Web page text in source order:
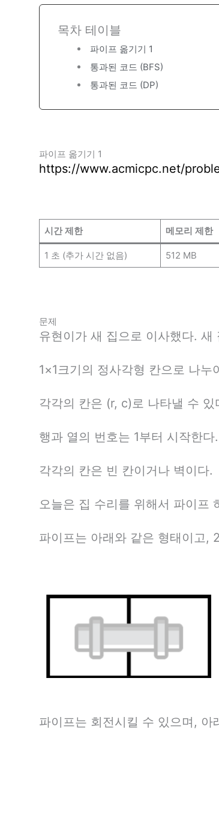
목차 테이블
파이프 옮기기 1
통과된 코드 (BFS)
통과된 코드 (DP)
파이프 옮기기 1
https://www.acmicpc.net/
시간 제한 메모리 제한
1 초 (추가 시간 없음) 512 MB
문제
유현이가 새 집으로 이사했다.
1×1크기의 정사각형 칸으로 나누
각각의 칸은 (r, c)로 나타낼 수
행과 열의 번호는 1부터 시작한다.
각각의 칸은 빈 칸이거나 벽이다.
오늘은 집 수리를 위해서 파이프
파이프는 아래와 같은 형태이고,
파이프는 회전시킬 수 있으며,